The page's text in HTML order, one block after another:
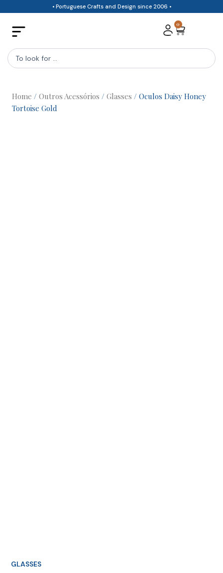
content
• Portuguese Crafts and Design since 2006 •
0
Cart
Search
...
Home / Outros Acessórios / Glasses / Oculos Daisy Honey
Tortoise Gold
GLASSES